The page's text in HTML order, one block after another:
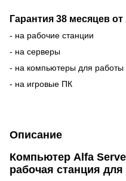
Гарантия 38 месяцев
- на рабочие станции
- на серверы
- на компьютеры для работы
- на игровые ПК
Описание
Компьютер Alfa
рабочая станция